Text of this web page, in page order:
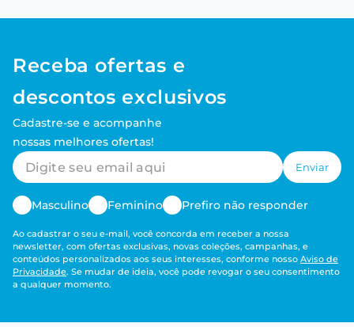
Receba ofertas e
descontos exclusivos
Cadastre-se e acompanhe
nossas melhores ofertas!
Enviar
Masculino Feminino Prefiro não responder
Ao cadastrar o seu e-mail, você concorda em receber a nossa
newsletter, com ofertas exclusivas, novas coleções, campanhas, e
conteúdos personalizados aos seus interesses, conforme nosso Aviso de
Privacidade. Se mudar de ideia, você pode revogar o seu consentimento
a qualquer momento.